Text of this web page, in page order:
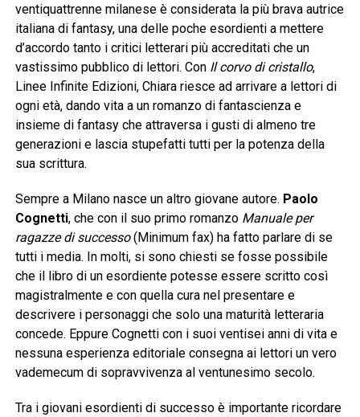
ventiquattrenne milanese è considerata la più brava autrice
italiana di fantasy, una delle poche esordienti a mettere
d’accordo tanto i critici letterari più accreditati che un
vastissimo pubblico di lettori. Con Il corvo di cristallo,
Linee Infinite Edizioni, Chiara riesce ad arrivare a lettori di
ogni età, dando vita a un romanzo di fantascienza e
insieme di fantasy che attraversa i gusti di almeno tre
generazioni e lascia stupefatti tutti per la potenza della
sua scrittura.
Sempre a Milano nasce un altro giovane autore. Paolo
Cognetti, che con il suo primo romanzo Manuale per
ragazze di successo(Minimum fax) ha fatto parlare di se
tutti i media. In molti, si sono chiesti se fosse possibile
che il libro di un esordiente potesse essere scritto così
magistralmente e con quella cura nel presentare e
descrivere i personaggi che solo una maturità letteraria
concede. Eppure Cognetti con i suoi ventisei anni di vita e
nessuna esperienza editoriale consegna ai lettori un vero
vademecum di sopravvivenza al ventunesimo secolo.
Tra i giovani esordienti di successo è importante ricordare